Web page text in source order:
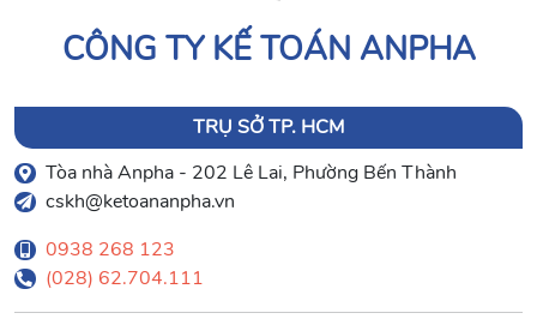
CÔNG TY KẾ TOÁN ANPHA
TRỤ SỞ TP. HCM
Tòa nhà Anpha - 202 Lê Lai, Phường Bến Thành
cskh@ketoananpha.vn
0938 268 123
(028) 62.704.111